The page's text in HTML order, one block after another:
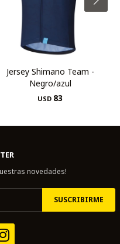
Jersey Shimano Team -
Negro/azul
USD 83
novedades!
SUSCRIBIRME